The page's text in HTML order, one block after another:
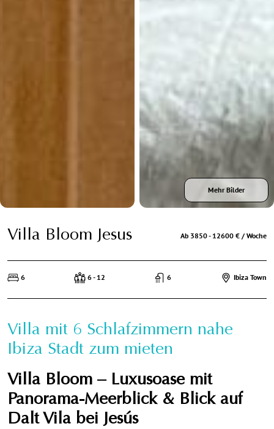
Mehr Bilder
Villa Bloom Jesus
6 6 - 12 6 Ibiza Town
Ab 3850 - 12600 € / Woche
Villa mit 6 Schlafzimmern nahe
Ibiza Stadt zum mieten
Villa Bloom – Luxusoase mit
Panorama-Meerblick & Blick auf
Dalt Vila bei Jesús